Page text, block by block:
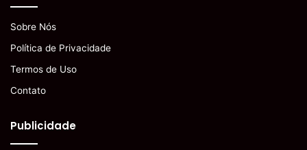
Sobre Nós
Política de Privacidade
Termos de Uso
Contato
Publicidade